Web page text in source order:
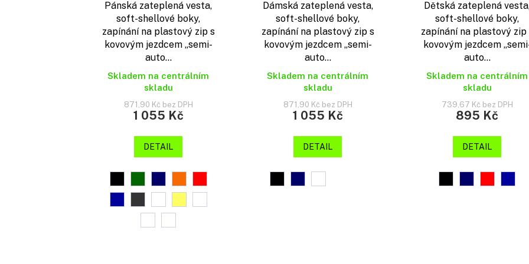
Pánská zateplená vesta,
soft-shellové boky,
zapínání na plastový zip s
kovovým jezdcem „semi-
auto...
Skladem na centrálním
skladu
871,90 Kč bez DPH
1 055 Kč
DETAIL
Dámská zateplená vesta,
soft-shellové boky,
zapínání na plastový zip s
kovovým jezdcem „semi-
auto...
Skladem na centrálním
skladu
871,90 Kč bez DPH
1 055 Kč
DETAIL
Dětská zateplená
soft-shellové boky,
zapínání na plastový zip
kovovým jezdcem
auto...
Skladem na centrálním
skladu
739,67 Kč bez DPH
895 Kč
DETAIL